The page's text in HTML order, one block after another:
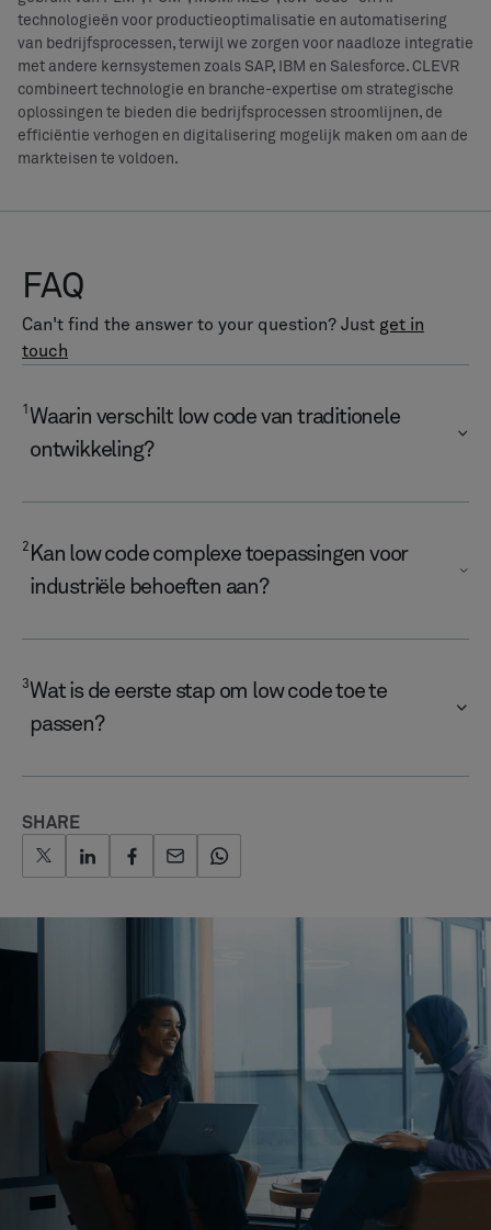
technologieën voor productieoptimalisatie en automatisering
van bedrijfsprocessen, terwijl we zorgen voor naadloze integratie
met andere kernsystemen zoals SAP, IBM en Salesforce. CLEVR
combineert technologie en branche-expertise om strategische
oplossingen te bieden die bedrijfsprocessen stroomlijnen, de
efficiëntie verhogen en digitalisering mogelijk maken om aan de
markteisen te voldoen.
FAQ
Can't find the answer to your question? Just get in
touch
1 Waarin verschilt low code van traditionele
ontwikkeling?
2 Kan low code complexe toepassingen voor
industriële behoeften aan?
3Wat is de eerste stap om low code toe te
passen?
SHARE